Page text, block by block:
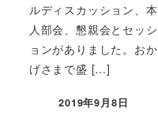
ルディスカッション、本
人部会、懇親会とセッシ
ョンがありました。おか
げさまで盛 […]
投稿日
2019年9月8日